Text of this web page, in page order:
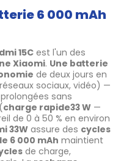
6 000 mAh
15Cest l'un des
Xiaomi. Une batterie
de deux jours en
sociaux, vidéo) —
prolongées sans
(charge rapide33 W —
de 0 à 50 % en environ
33W assure des cycles
6 000 mAh maintient
de charge,